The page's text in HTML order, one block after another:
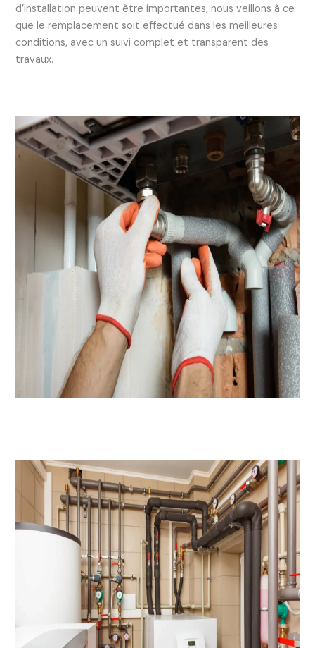
d’installation peuvent être importantes, nous veillons à ce
que le remplacement soit effectué dans les meilleures
conditions, avec un suivi complet et transparent des
travaux.